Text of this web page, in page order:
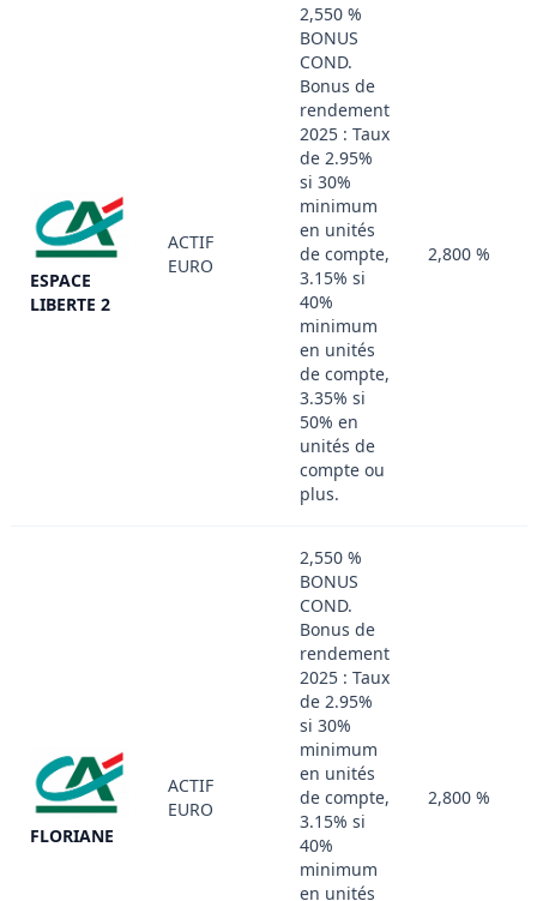
ESPACE
LIBERTE 2
ACTIF
EURO
2,550 %
BONUS
COND.
Bonus de
rendement
2025 : Taux
de 2.95%
si 30%
minimum
en unités
de compte,
3.15% si
40%
minimum
en unités
de compte,
3.35% si
50% en
unités de
compte ou
plus.
2,800 %
FLORIANE
ACTIF
EURO
2,550 %
BONUS
COND.
Bonus de
rendement
2025 : Taux
de 2.95%
si 30%
minimum
en unités
de compte,
3.15% si
40%
minimum
en unités
2,800 %